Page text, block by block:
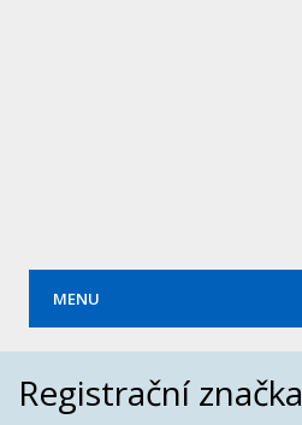
MENU
Registrační značka